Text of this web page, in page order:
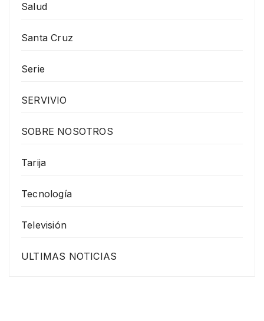
Salud
Santa Cruz
Serie
SERVIVIO
SOBRE NOSOTROS
Tarija
Tecnología
Televisión
ULTIMAS NOTICIAS